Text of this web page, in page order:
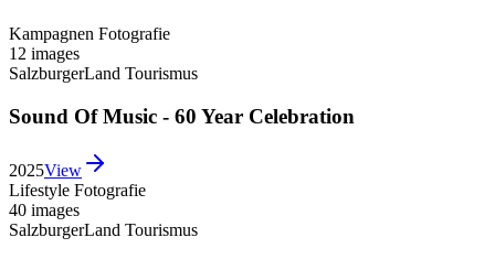
Kampagnen Fotografie
12 images
SalzburgerLand Tourismus
Sound Of Music - 60 Year Celebration
2025View
Lifestyle Fotografie
40 images
SalzburgerLand Tourismus